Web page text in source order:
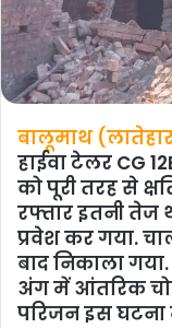
बालूमाथ
हाईवा टेलर CG
को पूरी तरह से
रफ्तार इतनी तेज
प्रवेश कर गया.
बाद निकाला
अंग में आंतरिक
परिजन इस घटना